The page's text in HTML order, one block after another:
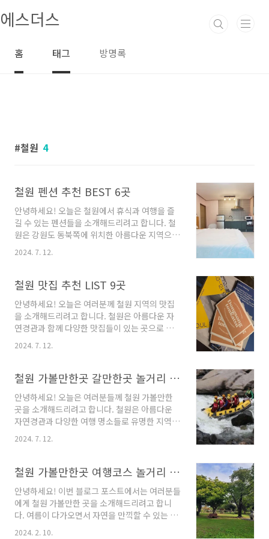
에스더스
홈 태그 방명록
철원 4
철원 펜션 추천 BEST 6곳
안녕하세요! 오늘은 철원에서 휴식과 여행을 즐
길 수 있는 펜션들을 소개해드리려고 합니다. 철
원은 강원도 동북쪽에 위치한 아름다운 지역으
로, 자연의 아름다움과 평화로운 분위기를 느낄
수 있는 곳입니다. 이곳에서 편안한 휴가를 보내
펜션들을 찾아보세요. 그럼 곧바로 철원의 최고
천 1. 학마루 철원펜션 추천주소 : 강원 철원군
동송읍 학마을길 4펜션 철원에 위치한 학마루
펜션은 편안하고 깨끗한 숙박을 제공합니다. 펜
션은 항상 이불과 베개를 청결하게 유지하며, 2년
단 면회에 이용하기 좋은 펜션이며, 편의를 위해
6km 이내에서..
2024. 7. 12.
철원 맛집 추천 LIST 9곳
안녕하세요! 오늘은 여러분께 철원 지역의 맛집
을 소개해드리려고 합니다. 철원은 아름다운 자
연경관과 함께 다양한 맛집들이 있는 곳으로 유
명한데요, 이번 블로그에서는 철원에서 꼭 가봐
야 할 맛집 몇 곳을 알려드리겠습니다. 맛있는 음
는 맛집들을 소개해드릴 테니, 여러분들은 그저
바로 맛집 소개로 들어가겠습니다!철원 맛집 9곳
추천 1. 동송돈가스 추천주소 : 강원 철원군 동송
읍 이평1로 5 2층돈가스 동송돈가스는 강원도
철원군 동송읍에 위치한 업체로, 이곳에서는 다
맛있고 만족스러운 식사를 제공합니다. 동송돈가
스는 고객들..
2024. 7. 12.
철원 가볼만한곳 갈만한곳 놀거리 정리
안녕하세요! 오늘은 여러분들께 철원 가볼만한
곳을 소개해드리려고 합니다. 철원은 아름다운
자연경관과 다양한 여행 명소들로 유명한 지역으
로, 많은 사람들에게 사랑받고 있는 곳입니다. 이
번에는 철원에서 꼭 가봐야 할 업체들을 여러 곳
력을 만끽해보시기 바랍니다!철원 가볼만한곳 7
곳 정보 1. 한탄강래프팅 여름이야기 정보주소 :
강원 철원군 동송읍 태봉로 1828래프팅 한탄강
래프팅으로 즐거운 여름 휴가를 즐기실 수 있는
강원 철원 군 동송읍 태봉로 1828에 위치한 업체
를 소개합니다. 이곳은 래프팅, 서바이벌, 산악 오
2024. 7. 12.
철원 가볼만한곳 여행코스 놀거리 좋아요
안녕하세요! 이번 블로그 포스트에서는 여러분들
에게 철원 가볼만한 곳을 소개해드리려고 합니
다. 여름이 다가오면서 자연을 만끽할 수 있는 이
2024. 2. 10.